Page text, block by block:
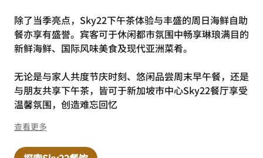
除了当季亮点，Sky22下午茶体验与丰盛的周日海鲜自助
餐亦享有盛誉。宾客可于休闲都市氛围中畅享琳琅满目的
新鲜海鲜、国际风味美食及现代亚洲菜肴。
无论是与家人共度节庆时刻、悠闲品尝周末早午餐，还是
与朋友共享下午茶，皆可于新加坡市中心Sky22餐厅享受
温馨氛围，创造难忘回忆
查看更多